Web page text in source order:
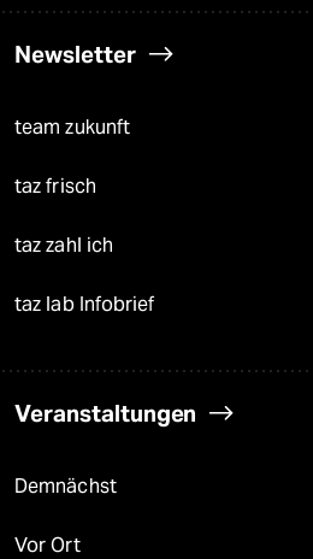
Newsletter
team zukunft
taz frisch
taz zahl ich
taz lab Infobrief
Veranstaltungen
Demnächst
Vor Ort